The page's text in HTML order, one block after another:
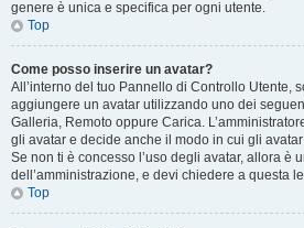
genere è unica e specifica per ogni utente.
Top
Come posso inserire un avatar?
All’interno del tuo Pannello di Controllo Utente,
aggiungere un avatar utilizzando uno dei
Galleria, Remoto oppure Carica.
gli avatar e decide anche il modo in cui gli
Se non ti è concesso l’uso degli avatar, allora è
dell’amministrazione, e devi chiedere a questa
Top